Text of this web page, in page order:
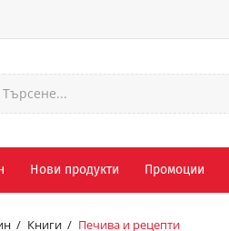
Нови продукти Промоции
Книги Печива и рецепти